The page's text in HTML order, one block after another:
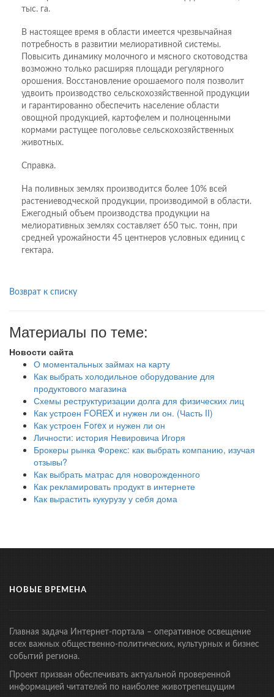
тыс. га.
В настоящее время в области имеется чрезвычайная
потребность в развитии мелиоративной системы.
Повысить динамику молочного и мясного скотоводства
возможно только расширяя площади регулярного
орошения. Восстановление орошаемого поля позволит
удвоить производство сельскохозяйственной продукции
и гарантированно обеспечить население области
овощной продукцией, картофелем и полноценными
кормами растущее поголовье сельскохозяйственных
животных.
Справка.
На поливных землях производится более 10% всей
растениеводческой продукции, производимой в области.
Ежегодный объем производства продукции на
мелиоративных землях составляет 650 тыс. тонн, при
средней урожайности 45 центнеров условных единиц с
гектара.
Возврат к списку
Материалы по теме:
Новости сайта
О моментальных займах на карту
Как выбрать холодильное оборудование для
продуктового магазина
Схемы реструктуризации долга для физических лиц
Как устроен FOREX и нужен ли он. (Часть II)
Как устроен Forex и нужен ли он
Личности: история Невировича Игоря
Брокеры рынка Форекс: как выбрать компанию, изучая
отзывы?
Как выбрать матрас для новорожденного
Как рекламировать продукт в интернете
Как вырастить кукурузу у себя дома
НОВЫЕ ВРЕМЕНА
Главная задача Интернет-портала – оперативное освещение
всех важных общественно-политических, культурных и бизнес
событий региона.
Проект призван обеспечивать актуальной проверенной
информацией читателей по наиболее животрепещущим